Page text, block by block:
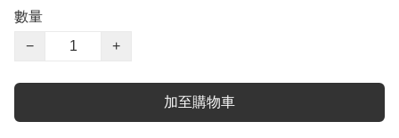
數量
−
+
加至購物車